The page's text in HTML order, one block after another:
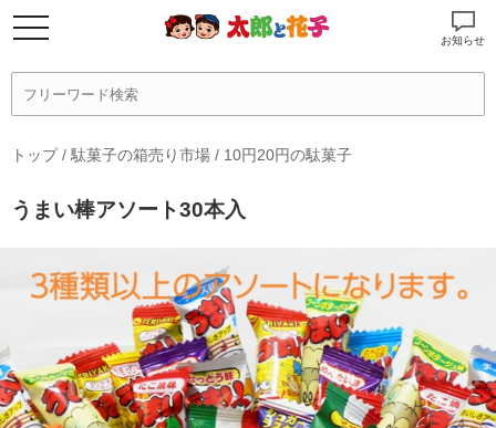
お知らせ
トップ/ 駄菓子の箱売り市場 / 10円20円の駄菓子
うまい棒アソート30本入